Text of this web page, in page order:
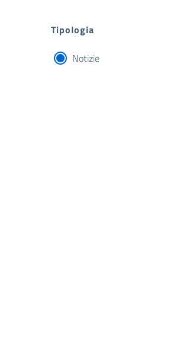
Tipologia
tipologia di articoli
Notizie